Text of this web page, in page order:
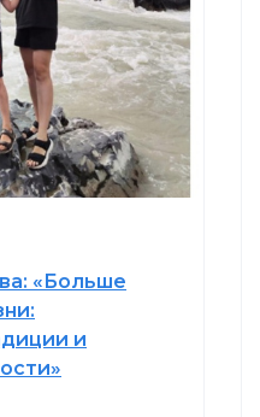
«Больше
и